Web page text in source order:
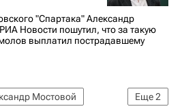
"Спартака" Александр
Новости пошутил, что за такую
выплатил пострадавшему
Еще2
Мостовой